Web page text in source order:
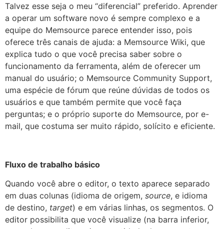
Talvez esse seja o meu “diferencial” preferido. Aprender
a operar um software novo é sempre complexo e a
equipe do Memsource parece entender isso, pois
oferece três canais de ajuda: a Memsource Wiki, que
explica tudo o que você precisa saber sobre o
funcionamento da ferramenta, além de oferecer um
manual do usuário; o Memsource Community Support,
uma espécie de fórum que reúne dúvidas de todos os
usuários e que também permite que você faça
perguntas; e o próprio suporte do Memsource, por e-
mail, que costuma ser muito rápido, solícito e eficiente.
Fluxo de trabalho básico
Quando você abre o editor, o texto aparece separado
em duas colunas (idioma de origem, source, e idioma
de destino, target) e em várias linhas, os segmentos. O
editor possibilita que você visualize (na barra inferior,